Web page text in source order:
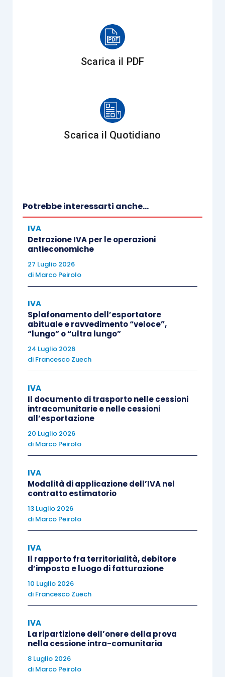
Sotto tale ultimo profilo, dai chiarimenti forniti da
i servizi in esame devono avere le
caratteristiche di
complessi interventi
strutturali da realizzare su impianti già
ammodernamento, ampliamento
multis,risoluzione 505309/1987);
imponibilità previsto dall’
comma 1, n. 6), P.R. 633/1972
forniture di beni e servizi
risoluzione 247/2002), le quali non
strutturalecui invece fa esplicito
riferimento la norma fiscale
Latematica in esame
entrate, Direzione centrale piccole e medie
imprese, con la recenterisposta all’interpello n.
501,pubblicata ieri27 ottobre 2020,
proprio il regime di non imponibilità previsto per
i servizi effettuati nelle aree portuali.
Il contribuente istante (la società consortile Alfa)
ha costituito, con il Consorzio Beta:
un’associazione temporanea di imprese
appalto con un’autorità portuale che
prevede larealizzazione delle opere
previste nella progettazione esecutiva
dei lavori
limitata,che si identifica con il soggetto
istante, a cui è demandata
unitaria delle opere oggetto del
Scarica il PDF
Scarica il Quotidiano
Potrebbe interessarti anche...
IVA
Detrazione IVA per le operazioni
antieconomiche
27 Luglio 2026
di Marco Peirolo
IVA
Splafonamento dell’esportatore
abituale e ravvedimento “veloce”,
“lungo” o “ultra lungo”
24 Luglio 2026
di Francesco Zuech
IVA
Il documento di trasporto nelle cessioni
intracomunitarie e nelle cessioni
all’esportazione
20 Luglio 2026
di Marco Peirolo
IVA
Modalità di applicazione dell’IVA nel
contratto estimatorio
13 Luglio 2026
di Marco Peirolo
IVA
Il rapporto fra territorialità, debitore
d’imposta e luogo di fatturazione
10 Luglio 2026
di Francesco Zuech
IVA
La ripartizione dell’onere della prova
nella cessione intra-comunitaria
8 Luglio 2026
di Marco Peirolo